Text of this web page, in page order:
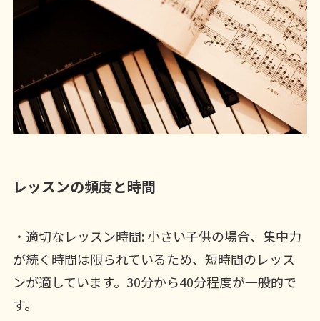
レッスンの頻度と時間
・適切なレッスン時間: 小さい子供の場合、集中力
が続く時間は限られているため、短時間のレッス
ンが適しています。30分から40分程度が一般的で
す。